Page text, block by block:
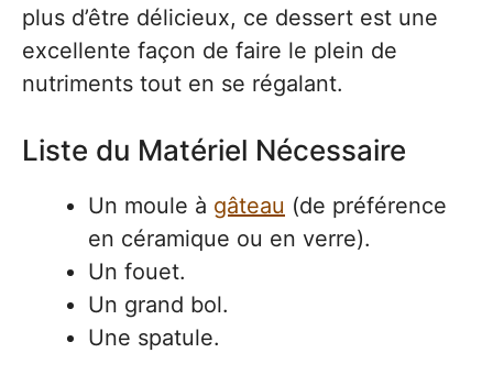
plus d’être délicieux, ce dessert est une
excellente façon de faire le plein de
nutriments tout en se régalant.
Liste du Matériel Nécessaire
Un moule à gâteau (de préférence
en céramique ou en verre).
Un fouet.
Un grand bol.
Une spatule.